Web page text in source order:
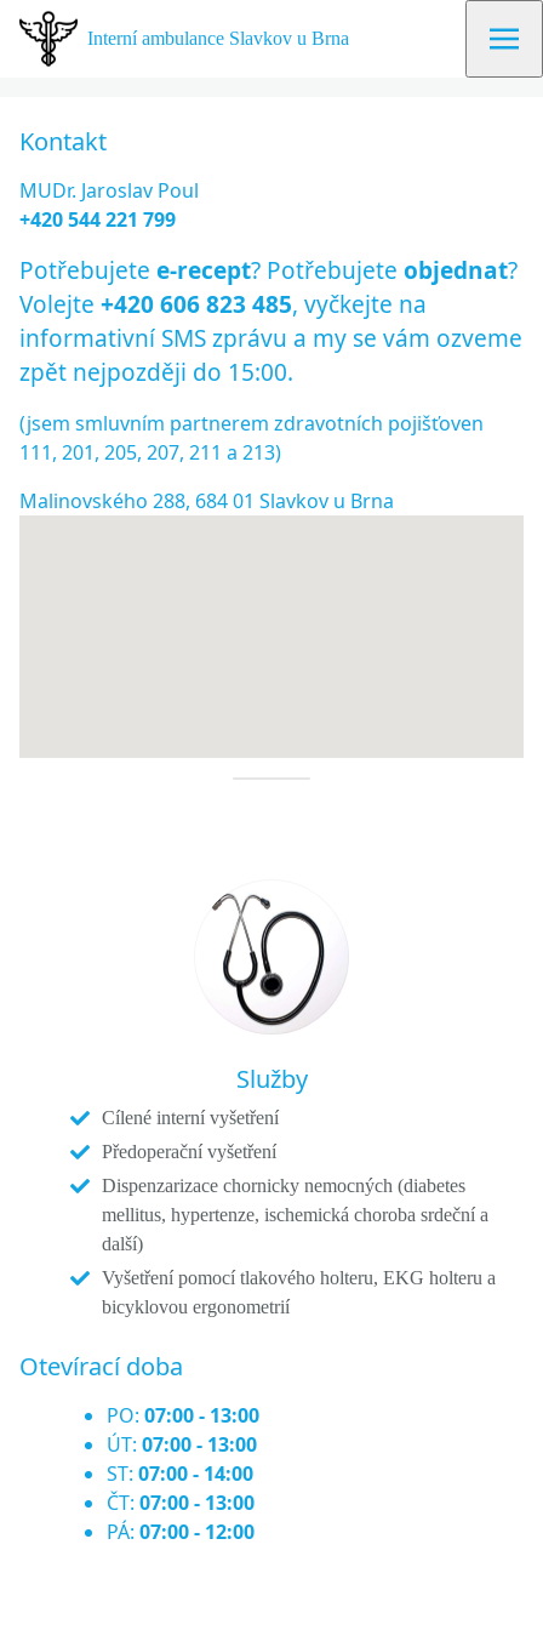
Interní ambulance Slavkov u Brna
Kontakt
MUDr. Jaroslav Poul
+420 544 221 799
Potřebujete e-recept? Potřebujete objednat?
Volejte +420 606 823 485, vyčkejte na
informativní SMS zprávu a my se vám ozveme
zpět nejpozději do 15:00.
(jsem smluvním partnerem zdravotních pojišťoven
111, 201, 205, 207, 211 a 213)
Malinovského 288, 684 01 Slavkov u Brna
Služby
Cílené interní vyšetření
Předoperační vyšetření
Dispenzarizace chornicky nemocných (diabetes
mellitus, hypertenze, ischemická choroba srdeční a
další)
Vyšetření pomocí tlakového holteru, EKG holteru a
bicyklovou ergonometrií
Otevírací doba
PO: 07:00 - 13:00
ÚT: 07:00 - 13:00
ST: 07:00 - 14:00
ČT: 07:00 - 13:00
PÁ: 07:00 - 12:00